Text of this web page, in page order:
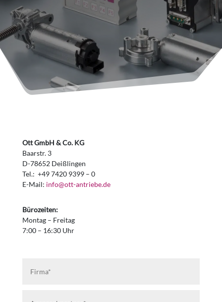
Ott GmbH & Co. KG
Baarstr. 3
D-78652 Deißlingen
Tel.: +49 7420 9399 – 0
E-Mail: info@ott-antriebe.de
Bürozeiten:
Montag – Freitag
7:00 – 16:30 Uhr